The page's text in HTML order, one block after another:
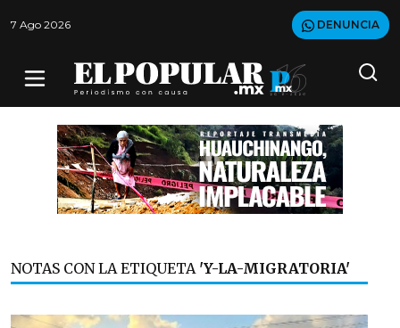
7 Ago 2026 DENUNCIA
NOTAS CON LA ETIQUETA 'Y-LA-MIGRATORIA'